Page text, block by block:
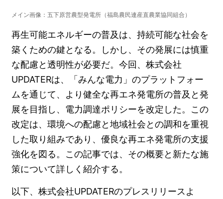
メイン画像：五下原営農型発電所（福島農民連産直農業協同組合）
再生可能エネルギーの普及は、持続可能な社会を
築くための鍵となる。しかし、その発展には慎重
な配慮と透明性が必要だ。今回、株式会社
UPDATERは、「みんな電力」のプラットフォー
ムを通じて、より健全な再エネ発電所の普及と発
展を目指し、電力調達ポリシーを改定した。この
改定は、環境への配慮と地域社会との調和を重視
した取り組みであり、優良な再エネ発電所の支援
強化を図る。この記事では、その概要と新たな施
策について詳しく紹介する。
以下、株式会社UPDATERのプレスリリースよ